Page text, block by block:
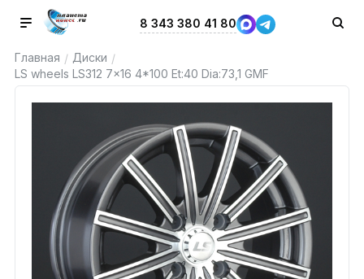
8 343 380 41 80
Главная / Диски /
LS wheels LS312 7x16 4*100 Et:40 Dia:73,1 GMF